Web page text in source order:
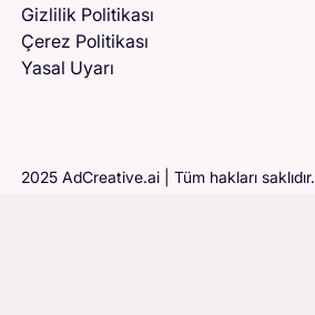
Gizlilik Politikası
Çerez Politikası
Yasal Uyarı
2025 AdCreative.ai | Tüm hakları saklıdır.